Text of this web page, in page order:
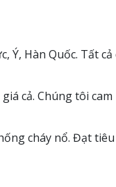
Ý, Hàn Quốc. Tất cả
cả. Chúng tôi cam
cháy nổ. Đạt